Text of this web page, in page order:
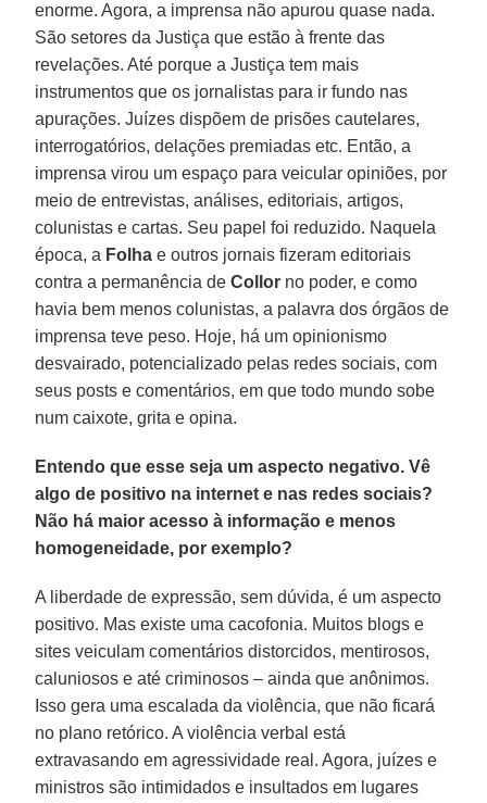
enorme. Agora, a imprensa não apurou quase nada.
São setores da Justiça que estão à frente das
revelações. Até porque a Justiça tem mais
instrumentos que os jornalistas para ir fundo nas
apurações. Juízes dispõem de prisões cautelares,
interrogatórios, delações premiadas etc. Então, a
imprensa virou um espaço para veicular opiniões, por
meio de entrevistas, análises, editoriais, artigos,
colunistas e cartas. Seu papel foi reduzido. Naquela
época, a Folha e outros jornais fizeram editoriais
contra a permanência deCollor no poder, e como
havia bem menos colunistas, a palavra dos órgãos de
imprensa teve peso. Hoje, há um opinionismo
desvairado, potencializado pelas redes sociais, com
seus posts e comentários, em que todo mundo sobe
num caixote, grita e opina.
Entendo que esse seja um aspecto negativo. Vê
algo de positivo na internet e nas redes sociais?
Não há maior acesso à informação e menos
homogeneidade, por exemplo?
A liberdade de expressão, sem dúvida, é um aspecto
positivo. Mas existe uma cacofonia. Muitos blogs e
sites veiculam comentários distorcidos, mentirosos,
caluniosos e até criminosos – ainda que anônimos.
Isso gera uma escalada da violência, que não ficará
no plano retórico. A violência verbal está
extravasando em agressividade real. Agora, juízes e
ministros são intimidados e insultados em lugares